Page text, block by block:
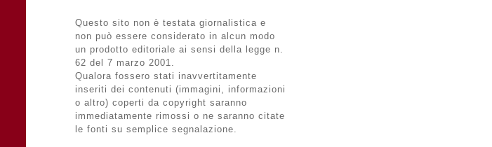
Questo sito non è testata giornalistica e
non può essere considerato in alcun modo
un prodotto editoriale ai sensi della legge n.
62 del 7 marzo 2001.
Qualora fossero stati inavvertitamente
inseriti dei contenuti (immagini, informazioni
o altro) coperti da copyright saranno
immediatamente rimossi o ne saranno citate
le fonti su semplice segnalazione.